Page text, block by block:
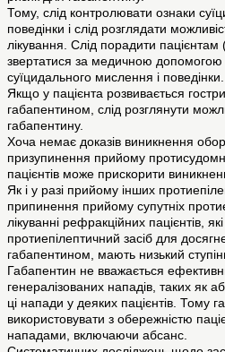
Тому, слід контролювати ознаки
поведінки і слід розглядати
лікування. Слід порадити
звертатися за медичною допомогою
суїцидального мислення і поведінки.
Якщо у пацієнта розвивається
габапентином, слід розглянути
габапентину.
Хоча немає доказів виникнення
призупинення прийому
пацієнтів може прискорити
Як і у разі прийому інших
припинення прийому супутніх
лікуванні рефракційних пацієнтів,
протиепілептичний засіб для
габапентином, мають низький
Габапентин не вважається
генералізованих нападів, таких як
ці напади у деяких пацієнтів. Тому
використовувати з обережністю
нападами, включаючи абсанс.